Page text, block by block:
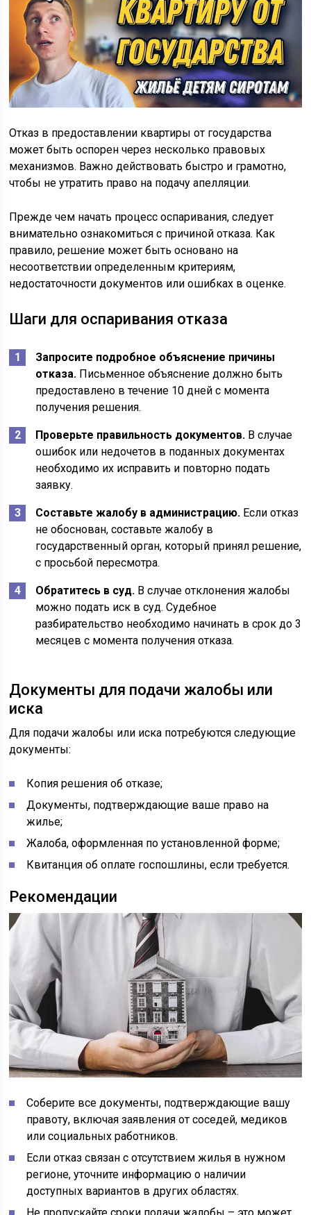
Отказ в предоставлении квартиры от государства
может быть оспорен через несколько правовых
механизмов. Важно действовать быстро и грамотно,
чтобы не утратить право на подачу апелляции.
Прежде чем начать процесс оспаривания, следует
внимательно ознакомиться с причиной отказа. Как
правило, решение может быть основано на
несоответствии определенным критериям,
недостаточности документов или ошибках в оценке.
Шаги для оспаривания отказа
Запросите подробное объяснение причины
отказа. Письменное объяснение должно быть
предоставлено в течение 10 дней с момента
получения решения.
Проверьте правильность документов. В случае
ошибок или недочетов в поданных документах
необходимо их исправить и повторно подать
заявку.
Составьте жалобу в администрацию. Если отказ
не обоснован, составьте жалобу в
государственный орган, который принял решение,
с просьбой пересмотра.
Обратитесь в суд. В случае отклонения жалобы
можно подать иск в суд. Судебное
разбирательство необходимо начинать в срок до 3
месяцев с момента получения отказа.
Документы для подачи жалобы или
иска
Для подачи жалобы или иска потребуются следующие
документы:
Копия решения об отказе;
Документы, подтверждающие ваше право на
жилье;
Жалоба, оформленная по установленной форме;
Квитанция об оплате госпошлины, если требуется.
Рекомендации
Соберите все документы, подтверждающие вашу
правоту, включая заявления от соседей, медиков
или социальных работников.
Если отказ связан с отсутствием жилья в нужном
регионе, уточните информацию о наличии
доступных вариантов в других областях.